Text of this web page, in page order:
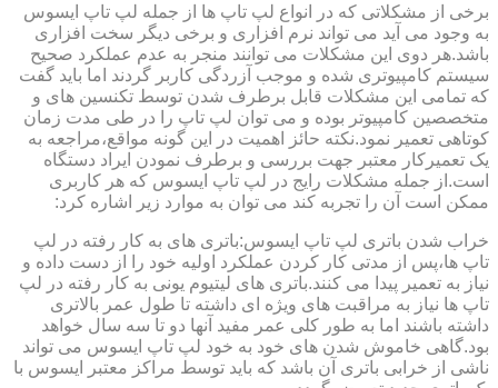
برخی از مشکلاتی که در انواع لپ تاپ ها از جمله لپ تاپ ایسوس
به وجود می آید می تواند نرم افزاری و برخی دیگر سخت افزاری
باشد.هر دوی این مشکلات می توانند منجر به عدم عملکرد صحیح
سیستم کامپیوتری شده و موجب آزردگی کاربر گردند اما باید گفت
که تمامی این مشکلات قابل برطرف شدن توسط تکنسین های و
متخصصین کامپیوتر بوده و می توان لپ تاپ را در طی مدت زمان
کوتاهی تعمیر نمود.نکته حائز اهمیت در این گونه مواقع،مراجعه به
یک تعمیرکار معتبر جهت بررسی و برطرف نمودن ایراد دستگاه
است.از جمله مشکلات رایج در لپ تاپ ایسوس که هر کاربری
ممکن است آن را تجربه کند می توان به موارد زیر اشاره کرد:
خراب شدن باتری لپ تاپ ایسوس:باتری های به کار رفته در لپ
تاپ ها،پس از مدتی کار کردن عملکرد اولیه خود را از دست داده و
نیاز به تعمیر پیدا می کنند.باتری های لیتیوم یونی به کار رفته در لپ
تاپ ها نیاز به مراقبت های ویژه ای داشته تا طول عمر بالاتری
داشته باشند اما به طور کلی عمر مفید آنها دو تا سه سال خواهد
بود.گاهی خاموش شدن های خود به خود لپ تاپ ایسوس می تواند
ناشی از خرابی باتری آن باشد که باید توسط مراکز معتبر ایسوس با